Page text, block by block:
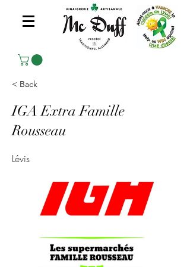
< Back
IGA Extra Famille
Rousseau
Lévis